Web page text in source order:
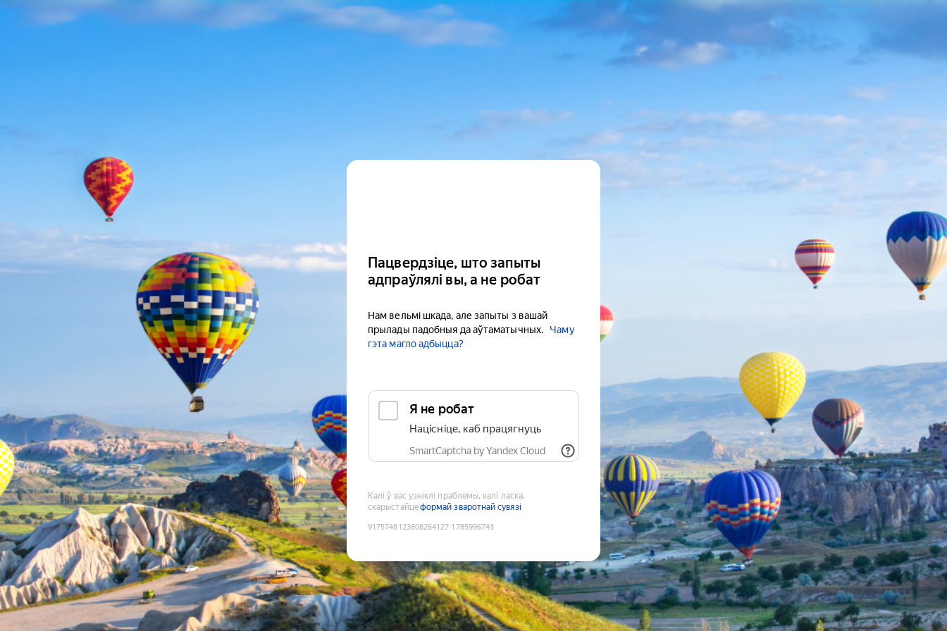
Пацвердзіце, што запыты
адпраўлялі вы, а не робат
Нам вельмі шкада, але запыты з вашай
прылады падобныя да аўтаматычных.
Чаму
гэта магло адбыцца?
Я не робат
Націсніце, каб працягнуць
SmartCaptcha by Yandex Cloud
Калі ў вас узніклі праблемы, калі ласка,
скарыстайцеформай зваротнай сувязі
9175748123808264127:1785996743